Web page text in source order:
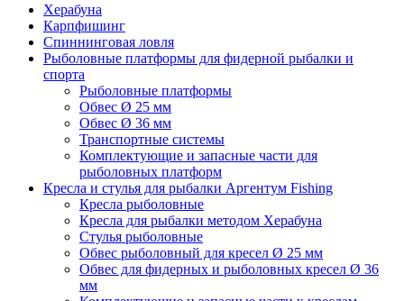
Херабуна
Карпфишинг
Спиннинговая ловля
Рыболовные платформы для фидерной рыбалки и
спорта
Рыболовные платформы
Обвес Ø 25 мм
Обвес Ø 36 мм
Транспортные системы
Комплектующие и запасные части для
рыболовных платформ
Кресла и стулья для рыбалки Аргентум Fishing
Кресла рыболовные
Кресла для рыбалки методом Херабуна
Стулья рыболовные
Обвес рыболовный для кресел Ø 25 мм
Обвес для фидерных и рыболовных кресел Ø 36
мм